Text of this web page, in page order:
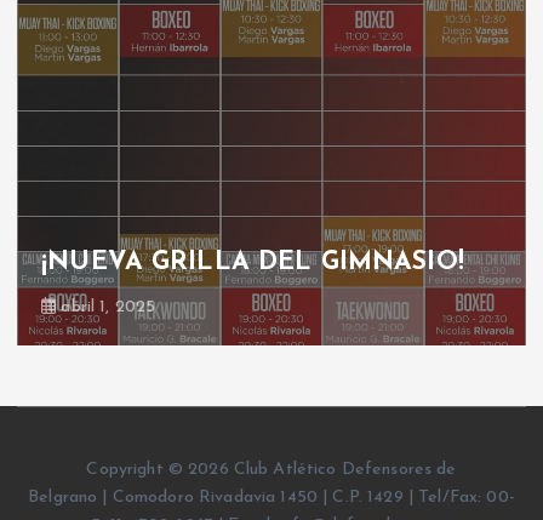
¡NUEVA GRILLA DEL GIMNASIO!
abril 1, 2025
Copyright © 2026 Club Atlético Defensores de
Belgrano | Comodoro Rivadavia 1450 | C.P. 1429 | Tel/Fax: 00-